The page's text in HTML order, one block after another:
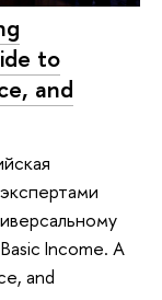
to
and
Income. A
and